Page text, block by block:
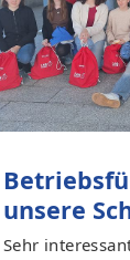
unsere
Sehr